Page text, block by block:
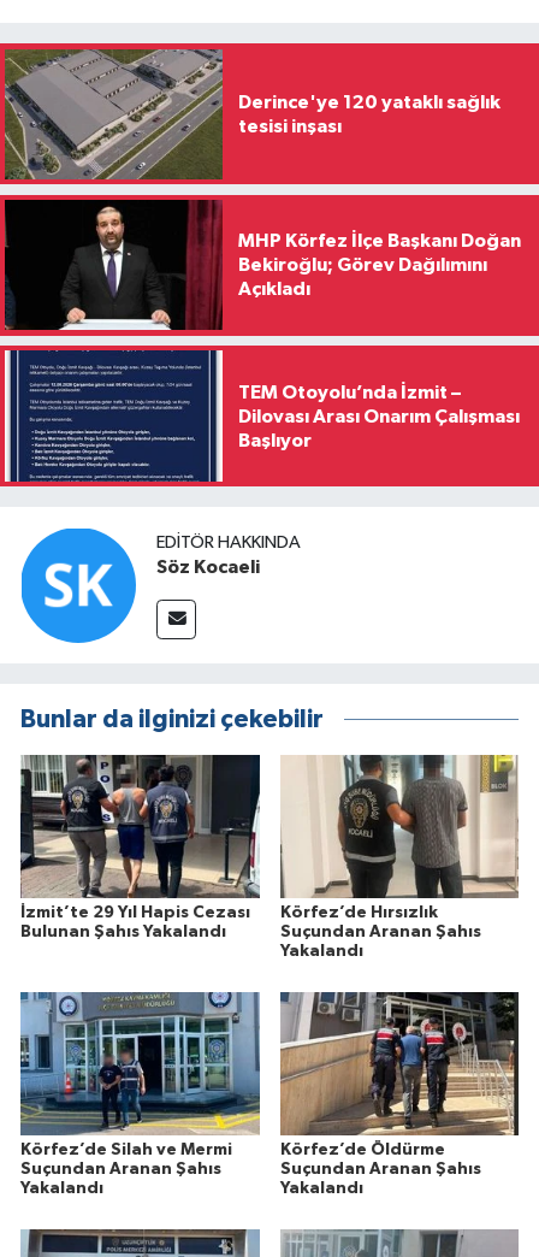
Derince'ye 120 yataklı sağlık
tesisi inşası
MHP Körfez İlçe Başkanı Doğan
Bekiroğlu; Görev Dağılımını
Açıkladı
TEM Otoyolu’nda İzmit –
Dilovası Arası Onarım Çalışması
Başlıyor
EDITÖR HAKKINDA
Söz Kocaeli
Bunlar da ilginizi çekebilir
İzmit’te 29 Yıl Hapis Cezası
Bulunan Şahıs Yakalandı
Körfez’de Hırsızlık
Suçundan Aranan Şahıs
Yakalandı
Körfez’de Silah ve Mermi
Suçundan Aranan Şahıs
Yakalandı
Körfez’de Öldürme
Suçundan Aranan Şahıs
Yakalandı